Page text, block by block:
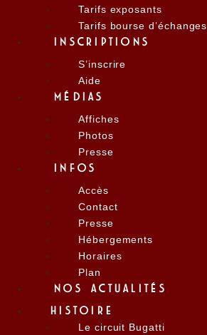
Tarifs exposants
Tarifs bourse d’échanges
INSCRIPTIONS
S’inscrire
Aide
MÉDIAS
Affiches
Photos
Presse
INFOS
Accès
Contact
Presse
Hébergements
Horaires
Plan
NOS ACTUALITÉS
HISTOIRE
Le circuit Bugatti